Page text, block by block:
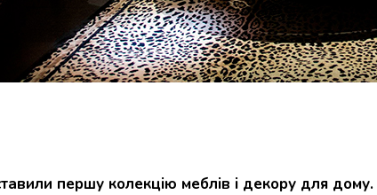
першу колекцію меблів і декору для дому.